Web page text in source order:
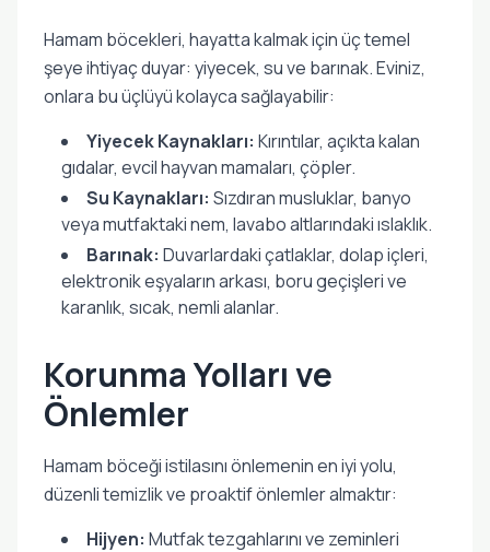
Hamam böcekleri, hayatta kalmak için üç temel
şeye ihtiyaç duyar: yiyecek, su ve barınak. Eviniz,
onlara bu üçlüyü kolayca sağlayabilir:
Yiyecek Kaynakları: Kırıntılar, açıkta kalan
gıdalar, evcil hayvan mamaları, çöpler.
Su Kaynakları: Sızdıran musluklar, banyo
veya mutfaktaki nem, lavabo altlarındaki ıslaklık.
Barınak: Duvarlardaki çatlaklar, dolap içleri,
elektronik eşyaların arkası, boru geçişleri ve
karanlık, sıcak, nemli alanlar.
Korunma Yolları ve
Önlemler
Hamam böceği istilasını önlemenin en iyi yolu,
düzenli temizlik ve proaktif önlemler almaktır:
Hijyen: Mutfak tezgahlarını ve zeminleri